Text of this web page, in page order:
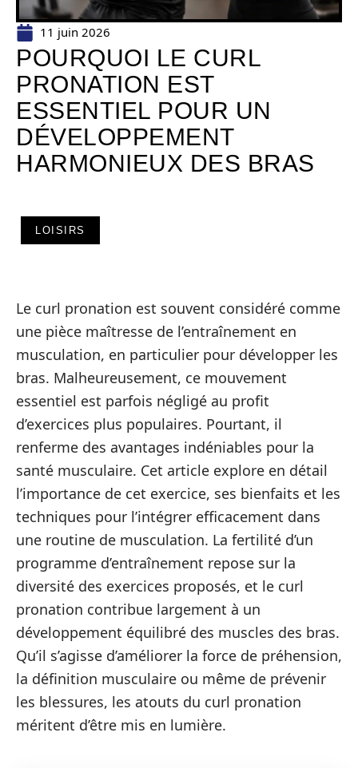
11 juin 2026
POURQUOI LE CURL
PRONATION EST
ESSENTIEL POUR UN
DÉVELOPPEMENT
HARMONIEUX DES BRAS
LOISIRS
Le curl pronation est souvent considéré comme
une pièce maîtresse de l’entraînement en
musculation, en particulier pour développer les
bras. Malheureusement, ce mouvement
essentiel est parfois négligé au profit
d’exercices plus populaires. Pourtant, il
renferme des avantages indéniables pour la
santé musculaire. Cet article explore en détail
l’importance de cet exercice, ses bienfaits et les
techniques pour l’intégrer efficacement dans
une routine de musculation. La fertilité d’un
programme d’entraînement repose sur la
diversité des exercices proposés, et le curl
pronation contribue largement à un
développement équilibré des muscles des bras.
Qu’il s’agisse d’améliorer la force de préhension,
la définition musculaire ou même de prévenir
les blessures, les atouts du curl pronation
méritent d’être mis en lumière.